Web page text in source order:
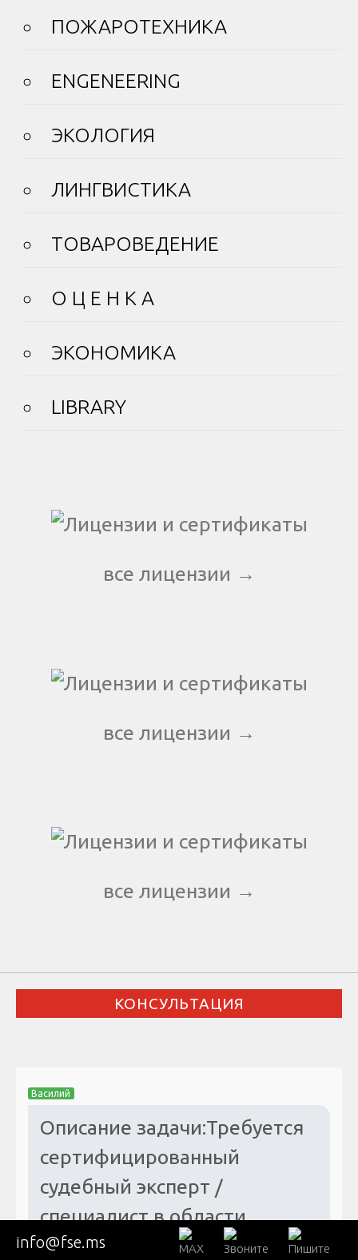
ПОЖАРОТЕХНИКА
ENGENEERING
ЭКОЛОГИЯ
ЛИНГВИСТИКА
ТОВАРОВЕДЕНИЕ
О Ц Е Н К А
ЭКОНОМИКА
LIBRARY
все лицензии →
все лицензии →
все лицензии →
КОНСУЛЬТАЦИЯ
Василий
Описание задачи:Требуется
сертифицированный
судебный эксперт /
специалист в области
компьютерно-т...
info@fse.ms